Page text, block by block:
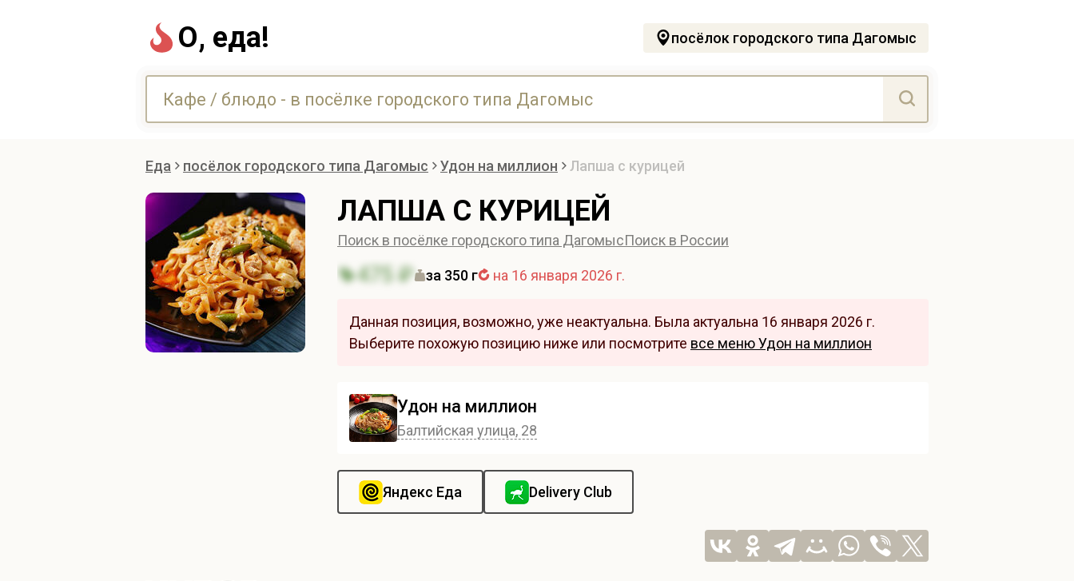
О, еда! посёлок городского типа Дагомыс
Еда посёлок городского типа Дагомыс Удон на миллион Лапша с курицей
ЛАПША С КУРИЦЕЙ
Поиск в посёлке городского типа ДагомысПоиск в России
475 ₽ за 350 г на 16 января 2026 г.
Данная позиция, возможно, уже неактуальна. Была актуальна 16 января 2026 г.
Выберите похожую позицию ниже или посмотрите все меню Удон на миллион
Удон на миллион
Балтийская улица, 28
Яндекс Еда Delivery Club